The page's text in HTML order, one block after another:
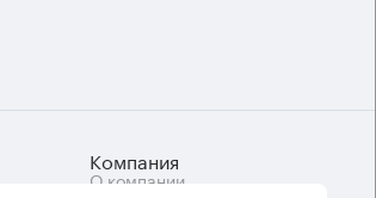
Компания
О компании